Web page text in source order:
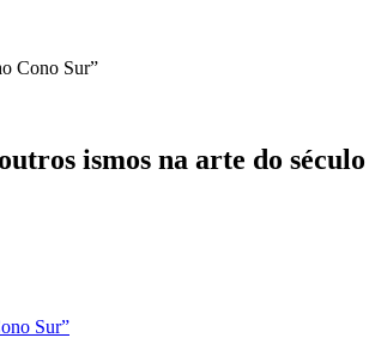
Cono Sur”
ismos na arte do